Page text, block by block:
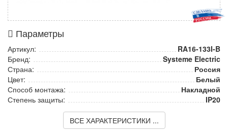
Параметры
Артикул:
RA16-133I-B
Бренд:
Systeme Electric
Страна:
Россия
Цвет:
Белый
Способ монтажа:
Накладной
Степень защиты:
IP20
ВСЕ ХАРАКТЕРИСТИКИ ...